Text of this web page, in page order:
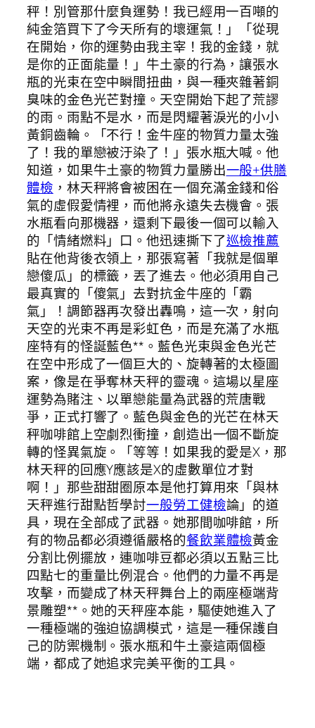
秤！別管那什麼負運勢！我已經用一百噸的
純金箔買下了今天所有的壞運氣！」「從現
在開始，你的運勢由我主宰！我的金錢，就
是你的正面能量！」牛土豪的行為，讓張水
瓶的光束在空中瞬間扭曲，與一種夾雜著銅
臭味的金色光芒對撞。天空開始下起了荒謬
的雨。雨點不是水，而是閃耀著淚光的小小
黃銅齒輪。「不行！金牛座的物質力量太強
了！我的單戀被汙染了！」張水瓶大喊。他
知道，如果牛土豪的物質力量勝出一般+供膳
體檢 ，林天秤將會被困在一個充滿金錢和俗
氣的虛假愛情裡，而他將永遠失去機會。張
水瓶看向那機器，還剩下最後一個可以輸入
的「情緒燃料」口。他迅速撕下了巡檢推薦
貼在他背後衣領上，那張寫著「我就是個單
戀傻瓜」的標籤，丟了進去。他必須用自己
最真實的「傻氣」去對抗金牛座的「霸
氣」！調節器再次發出轟鳴，這一次，射向
天空的光束不再是彩虹色，而是充滿了水瓶
座特有的怪誕藍色**。藍色光束與金色光芒
在空中形成了一個巨大的、旋轉著的太極圖
案，像是在爭奪林天秤的靈魂。這場以星座
運勢為賭注、以單戀能量為武器的荒唐戰
爭，正式打響了。藍色與金色的光芒在林天
秤咖啡館上空劇烈衝撞，創造出一個不斷旋
轉的怪異氣旋。「等等！如果我的愛是X，那
林天秤的回應Y應該是X的虛數單位才對
啊！」那些甜甜圈原本是他打算用來「與林
天秤進行甜點哲學討一般勞工健檢論」的道
具，現在全部成了武器。她那間咖啡館，所
有的物品都必須遵循嚴格的餐飲業體檢黃金
分割比例擺放，連咖啡豆都必須以五點三比
四點七的重量比例混合。他們的力量不再是
攻擊，而變成了林天秤舞台上的兩座極端背
景雕塑**。她的天秤座本能，驅使她進入了
一種極端的強迫協調模式，這是一種保護自
己的防禦機制。張水瓶和牛土豪這兩個極
端，都成了她追求完美平衡的工具。